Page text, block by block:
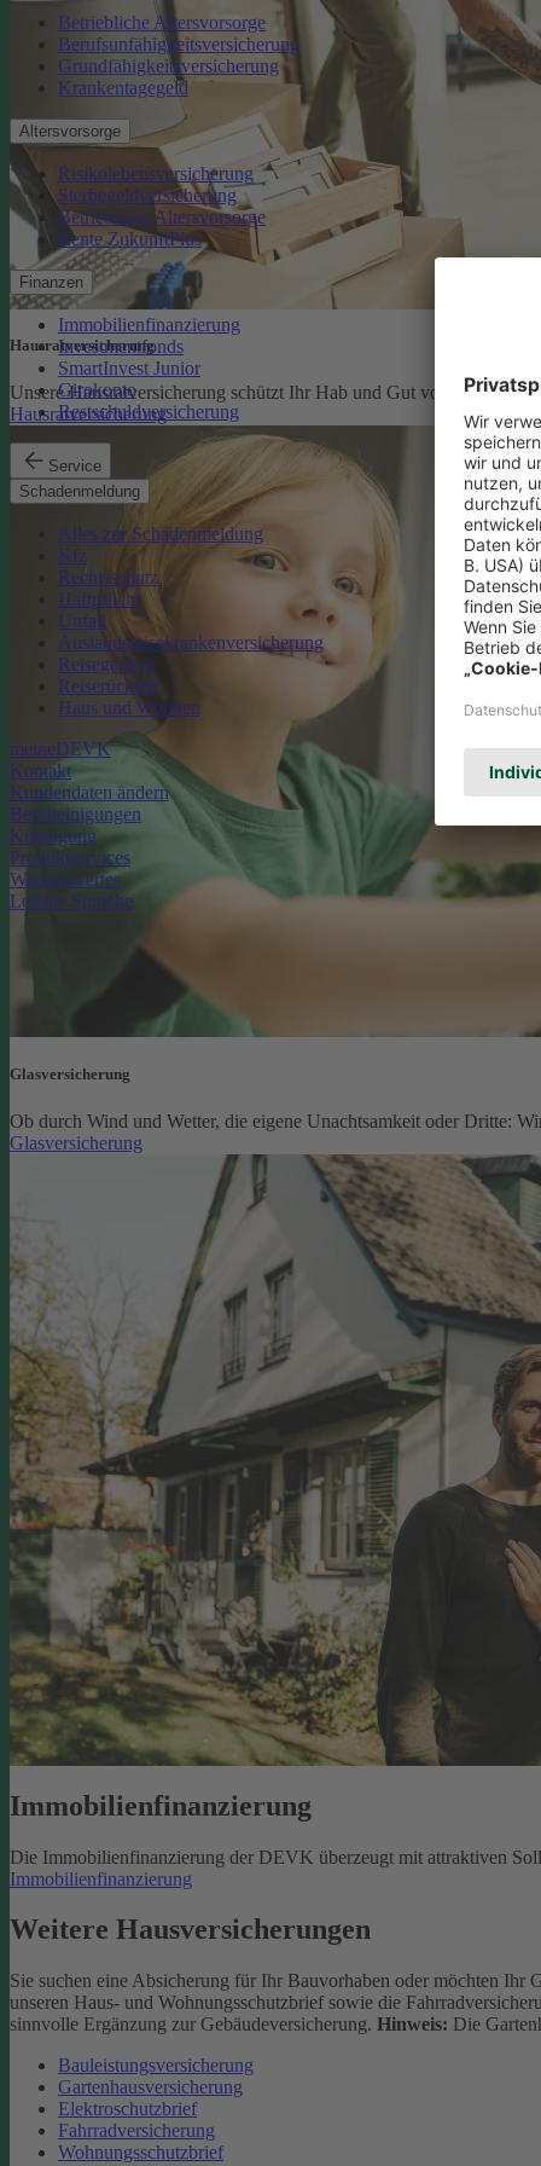
Betriebliche Altersvorsorge
Berufsunfähigkeitsversicherung
Grundfähigkeitsversicherung
Krankentagegeld
Altersvorsorge
Risikolebensversicherung
Sterbegeldversicherung
Betriebliche Altersvorsorge
Rente ZukunftPlus
Finanzen
Immobilienfinanzierung
Investmentfonds
SmartInvest Junior
Girokonto
Restschuldversicherung
Service
Schadenmeldung
Alles zur Schadenmeldung
Kfz
Rechtsschutz
Haftpflicht
Unfall
Auslandsreisekrankenversicherung
Reisegepäck
Reiserücktritt
Haus und Wohnen
meineDEVK
Kontakt
Kundendaten ändern
Bescheinigungen
Kündigung
Produktservices
Wissenswertes
Leichte Sprache
Hausratversicherung
Unsere Hausratversicherung schützt Ihr Hab und Gut vor den
Hausratversicherung
Glasversicherung
Ob durch Wind und Wetter, die eigene Unachtsamkeit oder Dritte:
Glasversicherung
Immobilienfinanzierung
Die Immobilienfinanzierung der DEVK überzeugt mit attraktiven
Immobilienfinanzierung
Weitere Hausversicherungen
Sie suchen eine Absicherung für Ihr Bauvorhaben oder möchten Ihr
unseren Haus- und Wohnungsschutzbrief sowie die
sinnvolle Ergänzung zur Gebäudeversicherung. Hinweis: Die
Bauleistungsversicherung
Gartenhausversicherung
Elektroschutzbrief
Fahrradversicherung
Wohnungsschutzbrief